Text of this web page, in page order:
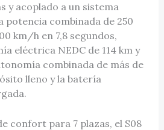
y acoplado a un sistema
potencia combinada de 250
km/h en 7,8 segundos,
eléctrica NEDC de 114 km y
combinada de más de
lleno y la batería
confort para 7 plazas, el S08